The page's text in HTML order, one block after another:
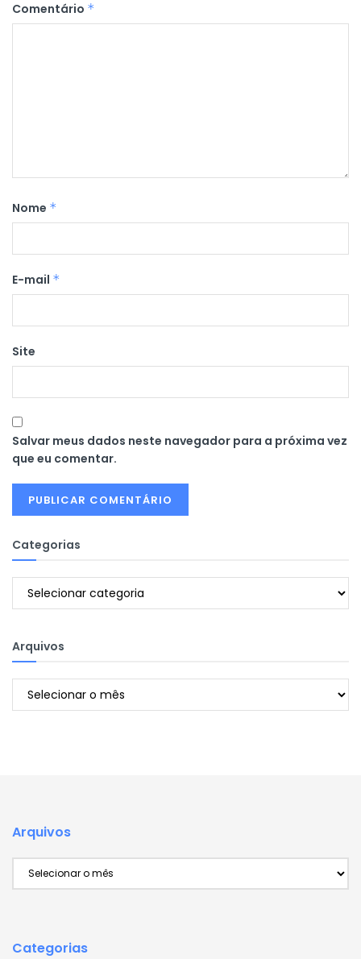
Comentário *
Nome *
E-mail *
Site
Salvar meus dados neste navegador para a próxima vez
que eu comentar.
Categorias
Categorias
Arquivos
Arquivos
Arquivos
Arquivos
Categorias